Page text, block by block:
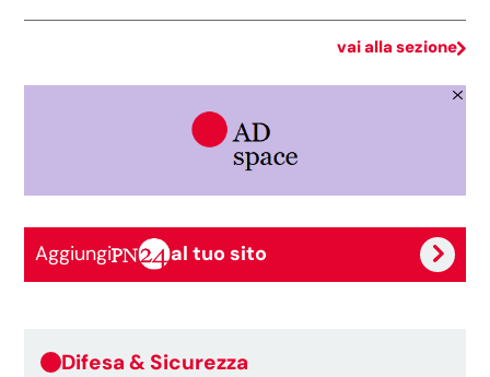
vai alla sezione
Aggiungi al tuo sito
Difesa & Sicurezza